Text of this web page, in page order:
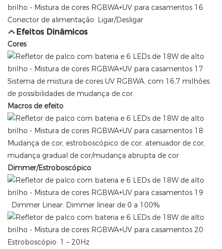
Conector de alimentação: Ligar/Desligar
Efeitos Dinâmicos
Cores
Sistema de mistura de cores UV RGBWA, com 16,7 milhões
de possibilidades de mudança de cor.
Macros de efeito
Mudança de cor, estroboscópico de cor, atenuador de cor,
mudança gradual de cor/mudança abrupta de cor
Dimmer/Estroboscópico
Dimmer Linear: Dimmer linear de 0 a 100%
Estroboscópio: 1 – 20Hz